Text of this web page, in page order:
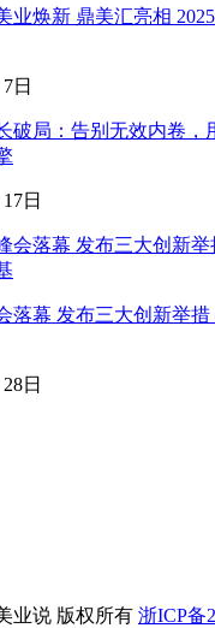
业焕新 鼎美汇亮相
日
破局：告别无效内卷，
日
落幕 发布三大创新举
日
业说 版权所有 浙ICP备